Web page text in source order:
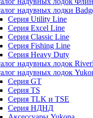
надувных лодки
Серия Utility Line
Серия Excel Line
Серия Classic Line
Серия Fishing Line
Серия Heavy Duty
надувных лодок
надувных лодок
Серия GT
Серия TS
Серия TLK и TSE
Серия НДНД